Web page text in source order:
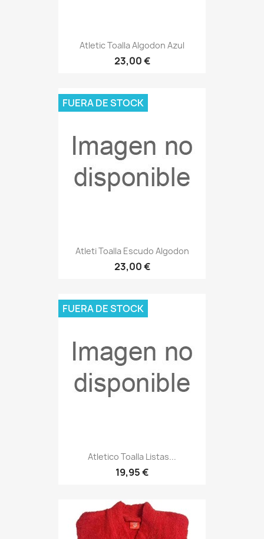
Atletic Toalla Algodon Azul
23,00 €
Atleti Toalla Escudo Algodon
23,00 €
FUERA DE STOCK
Atletico Toalla Listas...
19,95 €
FUERA DE STOCK